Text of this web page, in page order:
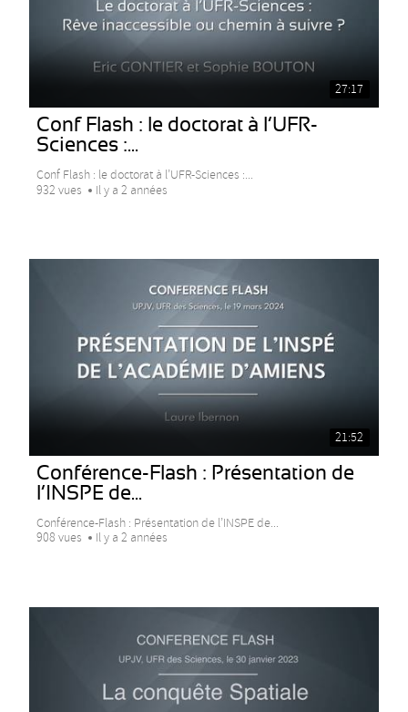
27:17
Conf Flash : le doctorat à l’UFR-
Sciences :...
Conf Flash : le doctorat à l’UFR-Sciences :...
932 vues
Il y a 2 années
21:52
Conférence-Flash : Présentation de
l’INSPE de...
Conférence-Flash : Présentation de l’INSPE de...
908 vues
Il y a 2 années